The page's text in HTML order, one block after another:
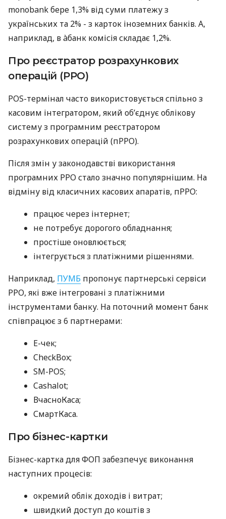
monobank бере 1,3% від суми платежу з
українських та 2% - з карток іноземних банків. А,
наприклад, в àбанк комісія складає 1,2%.
Про реєстратор розрахункових
операцій (РРО)
POS-термінал часто використовується спільно з
касовим інтегратором, який об’єднує облікову
систему з програмним реєстратором
розрахункових операцій (пРРО).
Після змін у законодавстві використання
програмних РРО стало значно популярнішим. На
відміну від класичних касових апаратів, пРРО:
працює через інтернет;
не потребує дорогого обладнання;
простіше оновлюється;
інтегрується з платіжними рішеннями.
Наприклад, ПУМБ пропонує партнерські сервіси
РРО, які вже інтегровані з платіжними
інструментами банку. На поточний момент банк
співпрацює з 6 партнерами:
E-чек;
CheckBox;
SM-POS;
Cashalot;
ВчасноКаса;
СмартКаса.
Про бізнес-картки
Бізнес-картка для ФОП забезпечує виконання
наступних процесів:
окремий облік доходів і витрат;
швидкий доступ до коштів з